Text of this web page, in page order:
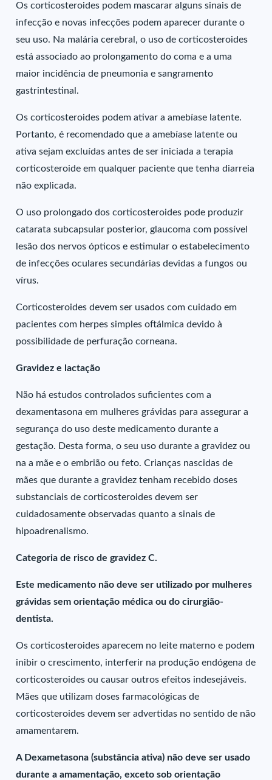
Os corticosteroides podem mascarar alguns sinais de
infecção e novas infecções podem aparecer durante o
seu uso. Na malária cerebral, o uso de corticosteroides
está associado ao prolongamento do coma e a uma
maior incidência de pneumonia e sangramento
gastrintestinal.
Os corticosteroides podem ativar a amebíase latente.
Portanto, é recomendado que a amebíase latente ou
ativa sejam excluídas antes de ser iniciada a terapia
corticosteroide em qualquer paciente que tenha diarreia
não explicada.
O uso prolongado dos corticosteroides pode produzir
catarata subcapsular posterior, glaucoma com possível
lesão dos nervos ópticos e estimular o estabelecimento
de infecções oculares secundárias devidas a fungos ou
vírus.
Corticosteroides devem ser usados com cuidado em
pacientes com herpes simples oftálmica devido à
possibilidade de perfuração corneana.
Gravidez e lactação
Não há estudos controlados suficientes com a
dexamentasona em mulheres grávidas para assegurar a
segurança do uso deste medicamento durante a
gestação. Desta forma, o seu uso durante a gravidez ou
na a mãe e o embrião ou feto. Crianças nascidas de
mães que durante a gravidez tenham recebido doses
substanciais de corticosteroides devem ser
cuidadosamente observadas quanto a sinais de
hipoadrenalismo.
Categoria de risco de gravidez C.
Este medicamento não deve ser utilizado por mulheres
grávidas sem orientação médica ou do cirurgião-
dentista.
Os corticosteroides aparecem no leite materno e podem
inibir o crescimento, interferir na produção endógena de
corticosteroides ou causar outros efeitos indesejáveis.
Mães que utilizam doses farmacológicas de
corticosteroides devem ser advertidas no sentido de não
amamentarem.
A Dexametasona (substância ativa) não deve ser usado
durante a amamentação, exceto sob orientação